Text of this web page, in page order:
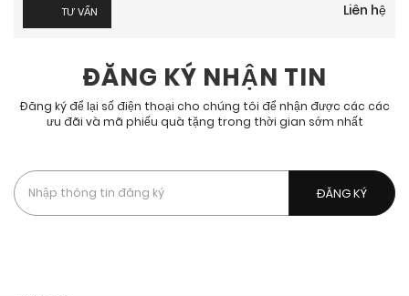
TƯ VẤN Liên hệ
ĐĂNG KÝ NHẬN TIN
Đăng ký để lại số điện thoại cho chúng tôi để nhận được các các
ưu đãi và mã phiếu quà tặng trong thời gian sớm nhất